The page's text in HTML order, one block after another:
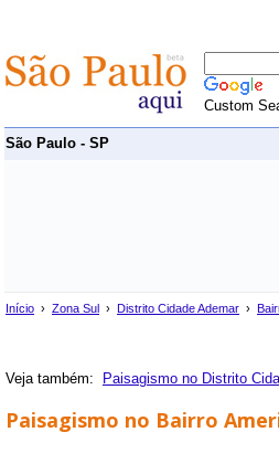
Custom
São Paulo - SP
Início › Zona Sul › Distrito Cidade Ademar ›
Veja também: Paisagismo no Distrito
Paisagismo no Bairro